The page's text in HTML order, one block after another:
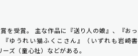
を受賞。 主な作品に『送り人の娘』、『おっ
ゆうれい猫ふくこさん』（いずれも岩崎書
ズ（童心社）などがある。